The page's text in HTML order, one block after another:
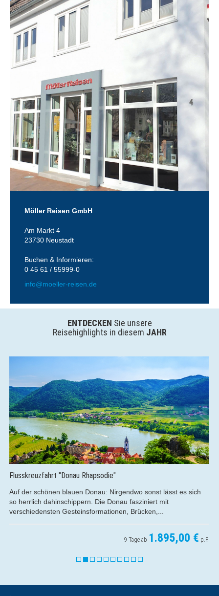
Möller Reisen GmbH
Am Markt 4
23730 Neustadt
Buchen & Informieren:
0 45 61 / 55999-0
info@moeller-reisen.de
ENTDECKEN Sie unsere
Reisehighlights in diesem JAHR
Kreuzfahrt - Einfach mal R(h)ein-Schnuppern!
Genießen Sie die spektakuläre Aussicht vom Sonnendeck oder
der luxuriösen Panoramabar aus und lassen Sie sich dabei von
den Schönheiten...
5 Tage ab 1.049,00 €p.P.